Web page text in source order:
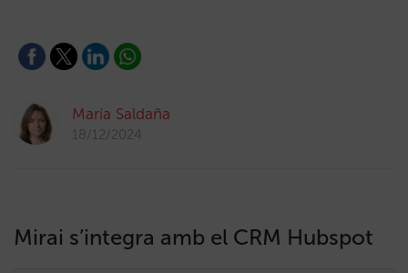
María Saldaña
18/12/2024
Mirai s’integra amb el CRM Hubspot